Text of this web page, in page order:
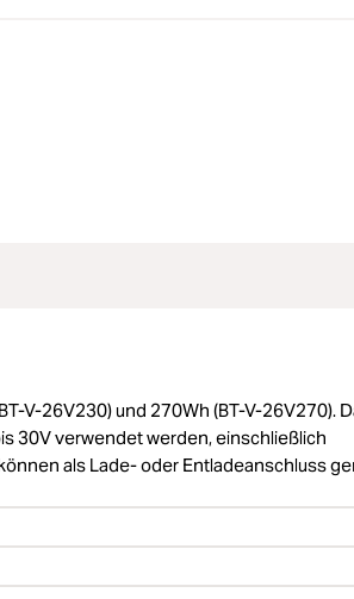
V-26V230) und 270Wh (BT-V-26V270).
30V verwendet werden, einschließlich
als Lade- oder Entladeanschluss